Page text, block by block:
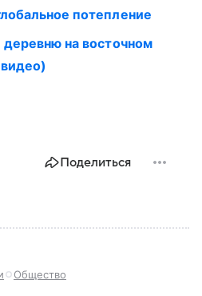
потепление
деревню на восточном
Поделиться
Общество